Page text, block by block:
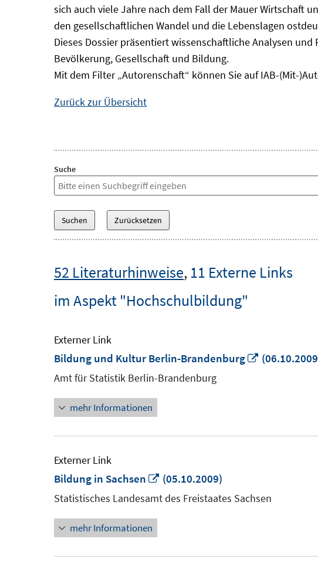
sich auch viele Jahre nach dem Fall der Mauer Wirtschaft
den gesellschaftlichen Wandel und die Lebenslagen
Dieses Dossier präsentiert wissenschaftliche Analysen
Bevölkerung, Gesellschaft und Bildung.
Mit dem Filter „Autorenschaft“ können Sie auf IAB-(Mit-
Zurück zur Übersicht
Suche
52 Literaturhinweise, 11 Externe Links
im Aspekt "Hochschulbildung"
Externer Link
Bildung und Kultur Berlin-Brandenburg
In
Amt für Statistik Berlin-Brandenburg
mehr Informationen
Externer Link
Bildung in Sachsen
In
neuem
(05.10.2009)
Statistisches Landesamt des Freistaates Sachsen
mehr Informationen